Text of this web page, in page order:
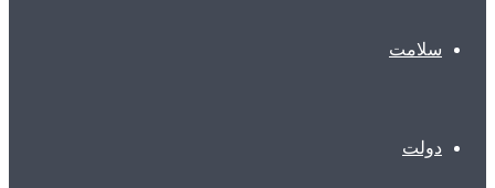
سلامت
دولت